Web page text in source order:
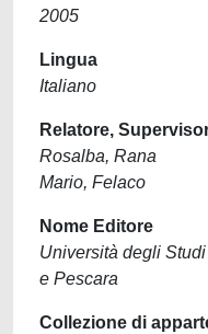
2005
Lingua
Italiano
Relatore,
Rosalba, Rana
Mario, Felaco
Nome Editore
Università degli
e Pescara
Collezione di